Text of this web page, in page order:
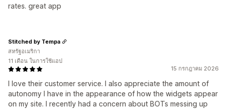
rates. great app
15 กรกฎาคม 2026
I love their customer service. I also appreciate the amount of
autonomy I have in the appearance of how the widgets appear
on my site. I recently had a concern about BOTs messing up
Stitched by Tempa
สหรัฐอเมริกา
11 เดือน ในการใช้แอป